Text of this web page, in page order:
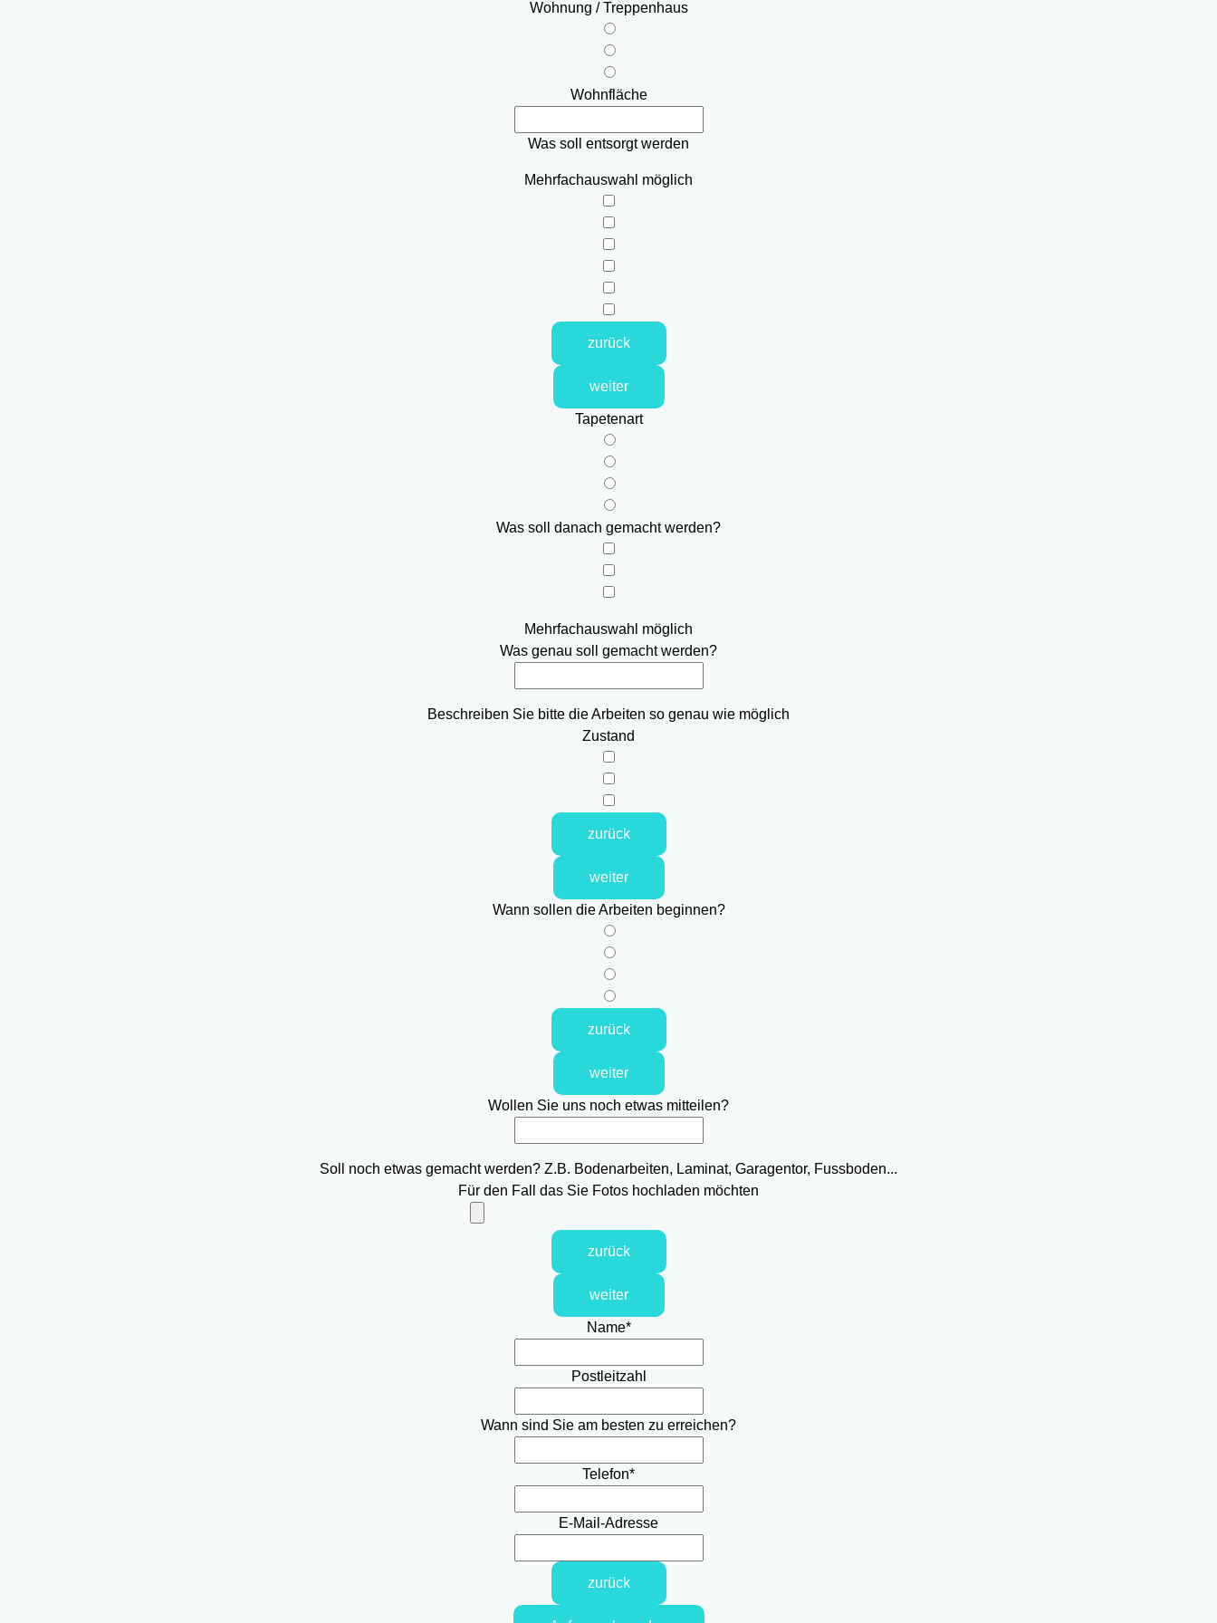
Wohnung / Treppenhaus
Wohnfläche
Was soll entsorgt werden
Mehrfachauswahl möglich
zurück
weiter
Tapetenart
Was soll danach gemacht werden?
Mehrfachauswahl möglich
Was genau soll gemacht werden?
Beschreiben Sie bitte die Arbeiten so genau wie möglich
Zustand
zurück
weiter
Wann sollen die Arbeiten beginnen?
zurück
weiter
Wollen Sie uns noch etwas mitteilen?
Soll noch etwas gemacht werden? Z.B. Bodenarbeiten, Laminat, Garagentor, Fussboden...
Für den Fall das Sie Fotos hochladen möchten
zurück
weiter
Name*
Postleitzahl
Wann sind Sie am besten zu erreichen?
Telefon*
E-Mail-Adresse
zurück